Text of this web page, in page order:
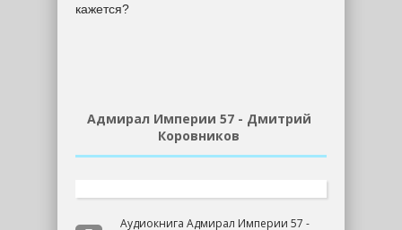
кажется?
Адмирал Империи 57 - Дмитрий
Коровников
Аудиокнига Адмирал Империи 57 -